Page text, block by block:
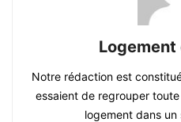
Logement
Notre rédaction est
essaient de regrouper
logement dans un